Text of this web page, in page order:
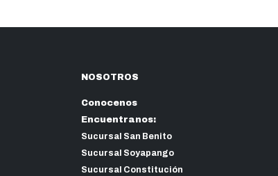
NOSOTROS
Conocenos
Encuentranos:
Sucursal San Benito
Sucursal Soyapango
Sucursal Constitución